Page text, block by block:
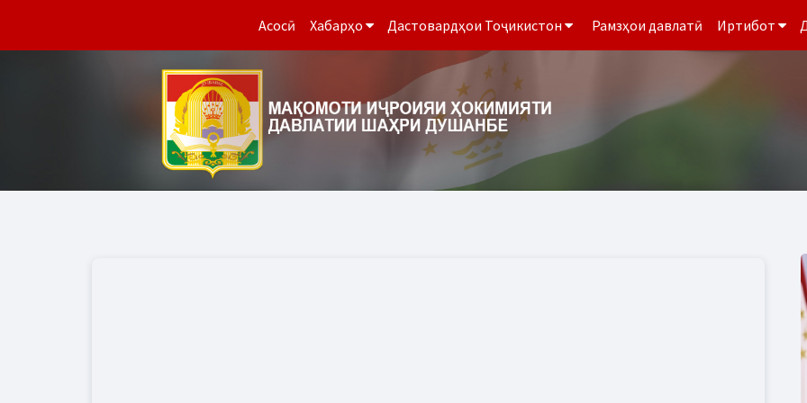
Асосӣ Хабарҳо Дастовардҳои Тоҷикистон Рамзҳои давлатӣ Иртибот